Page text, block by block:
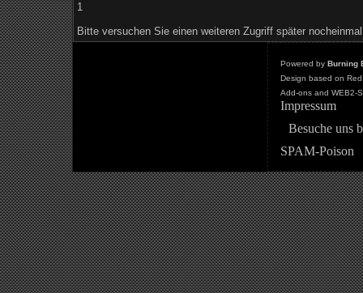
1
Bitte versuchen Sie einen weiteren Zugriff später
Powered by Burning
Design based on
Add-ons and WEB2-
Impressum
Besuche uns
SPAM-Poison